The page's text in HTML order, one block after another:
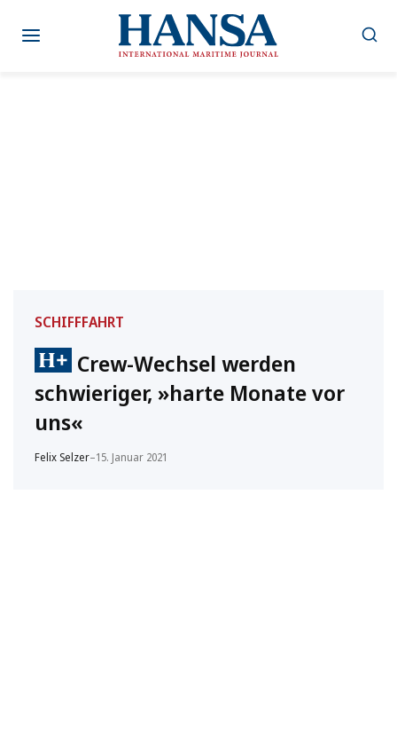
Inhalt
SCHIFFFAHRT
Crew-Wechsel werden
schwieriger, »harte Monate vor
uns«
Felix Selzer–15. Januar 2021